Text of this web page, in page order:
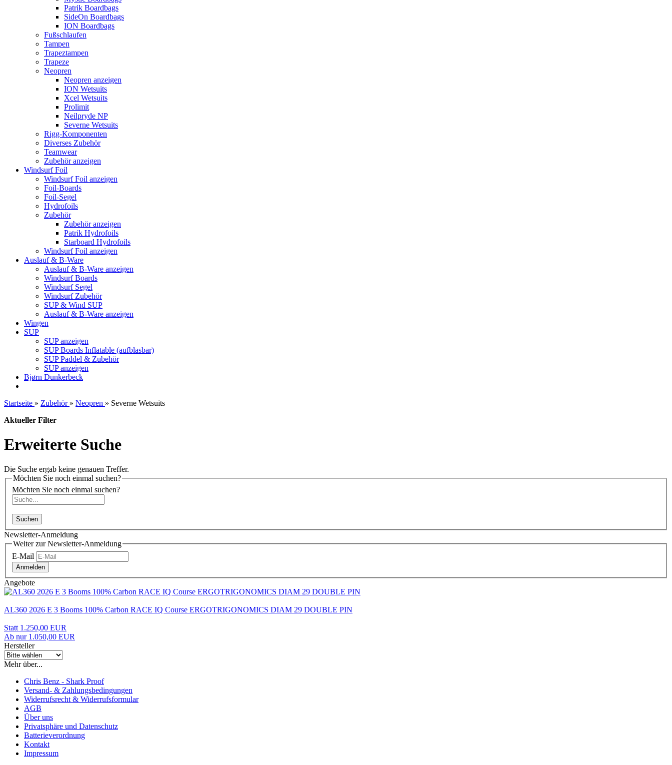
Patrik Boardbags
SideOn Boardbags
ION Boardbags
Fußschlaufen
Tampen
Trapeztampen
Trapeze
Neopren
Neopren anzeigen
ION Wetsuits
Xcel Wetsuits
Prolimit
Neilpryde NP
Severne Wetsuits
Rigg-Komponenten
Diverses Zubehör
Teamwear
Zubehör anzeigen
Windsurf Foil
Windsurf Foil anzeigen
Foil-Boards
Foil-Segel
Hydrofoils
Zubehör
Zubehör anzeigen
Patrik Hydrofoils
Starboard Hydrofoils
Windsurf Foil anzeigen
Auslauf & B-Ware
Auslauf & B-Ware anzeigen
Windsurf Boards
Windsurf Segel
Windsurf Zubehör
SUP & Wind SUP
Auslauf & B-Ware anzeigen
Wingen
SUP
SUP anzeigen
SUP Boards Inflatable (aufblasbar)
SUP Paddel & Zubehör
SUP anzeigen
Bjørn Dunkerbeck
Startseite » Zubehör » Neopren » Severne Wetsuits
Aktueller Filter
Erweiterte Suche
Die Suche ergab keine genauen Treffer.
Möchten Sie noch einmal suchen?
Möchten Sie noch einmal suchen?
Suchen
Newsletter-Anmeldung
Weiter zur Newsletter-Anmeldung
E-Mail
Anmelden
Angebote
AL360 2026 E 3 Booms 100% Carbon RACE IQ Course ERGOTRIGONOMICS DIAM 29 DOUBLE PIN
Statt 1.250,00 EUR
Ab nur 1.050,00 EUR
Hersteller
Mehr über...
Chris Benz - Shark Proof
Versand- & Zahlungsbedingungen
Widerrufsrecht & Widerrufsformular
AGB
Über uns
Privatsphäre und Datenschutz
Batterieverordnung
Kontakt
Impressum